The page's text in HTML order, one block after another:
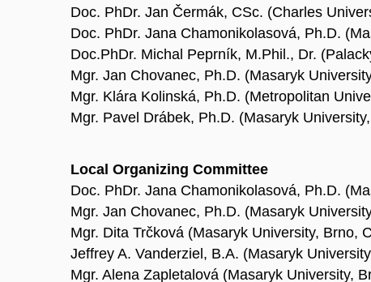
Doc. PhDr. Jan Čermák, CSc. (Charles
Doc. PhDr. Jana Chamonikolasová, Ph.D.
Doc.PhDr. Michal Peprník, M.Phil., Dr.
Mgr. Jan Chovanec, Ph.D. (Masaryk
Mgr. Klára Kolinská, Ph.D. (Metropolitan
Mgr. Pavel Drábek, Ph.D. (Masaryk
Local Organizing Committee
Doc. PhDr. Jana Chamonikolasová, Ph.D.
Mgr. Jan Chovanec, Ph.D. (Masaryk
Mgr. Dita Trčková (Masaryk University, Brno,
Jeffrey A. Vanderziel, B.A. (Masaryk
Mgr. Alena Zapletalová (Masaryk University,